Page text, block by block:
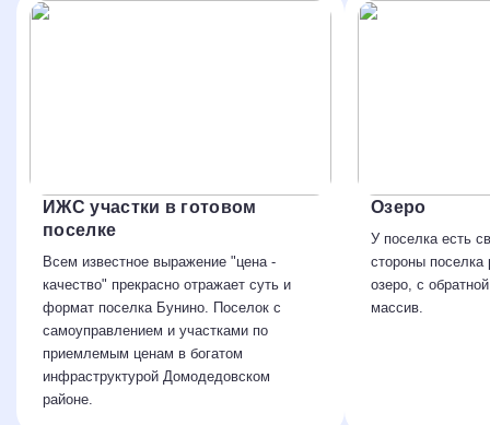
ИЖС участки в готовом
поселке
Всем известное выражение "цена -
качество" прекрасно отражает суть и
формат поселка Бунино. Поселок с
самоуправлением и участками по
приемлемым ценам в богатом
инфраструктурой Домодедовском
районе.
Озеро
У поселка есть
стороны поселка
озеро, с
массив.